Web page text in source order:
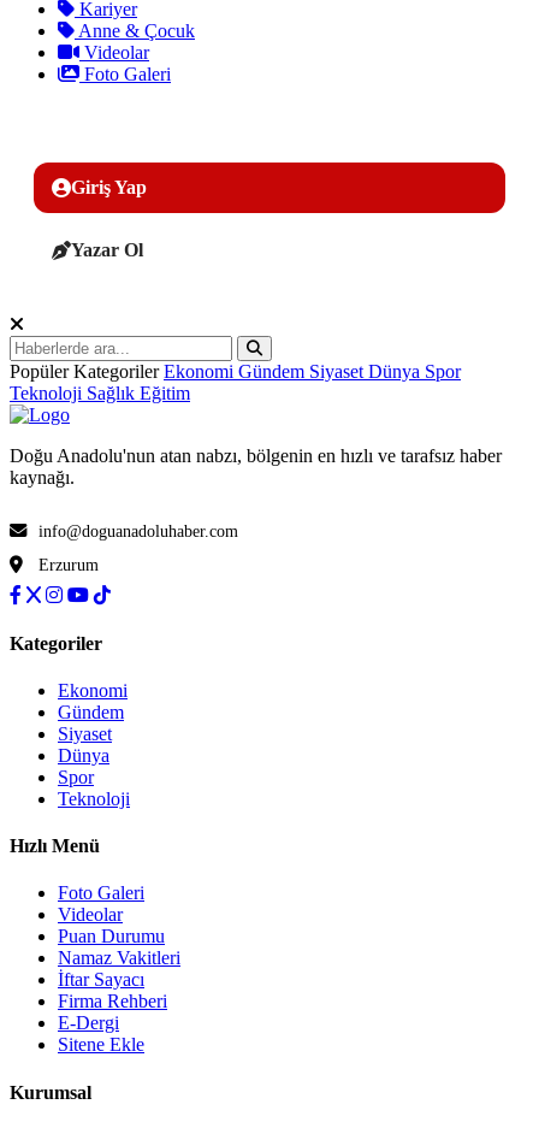
Kariyer
Anne & Çocuk
Videolar
Foto Galeri
Giriş Yap
Yazar Ol
Popüler Kategoriler Ekonomi Gündem SiyasetDünya Spor
Teknoloji Sağlık Eğitim
Doğu Anadolu'nun atan nabzı, bölgenin en hızlı ve tarafsız haber
kaynağı.
info@doguanadoluhaber.com
Erzurum
Kategoriler
Ekonomi
Gündem
Siyaset
Dünya
Spor
Teknoloji
Hızlı Menü
Foto Galeri
Videolar
Puan Durumu
Namaz Vakitleri
İftar Sayacı
Firma Rehberi
E-Dergi
Sitene Ekle
Kurumsal